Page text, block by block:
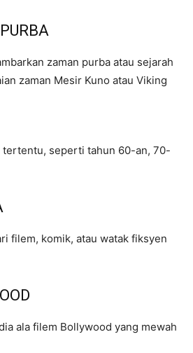
zaman purba atau sejarah
zaman Mesir Kuno atau Viking
tertentu, seperti tahun 60-an, 70-
filem, komik, atau watak fiksyen
ala filem Bollywood yang mewah